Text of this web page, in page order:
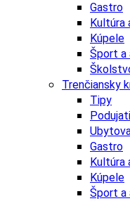
Gastro
Kultúra
Kúpele
Šport a
Trenčiansky
Tipy
Gastro
Kultúra
Kúpele
Šport a